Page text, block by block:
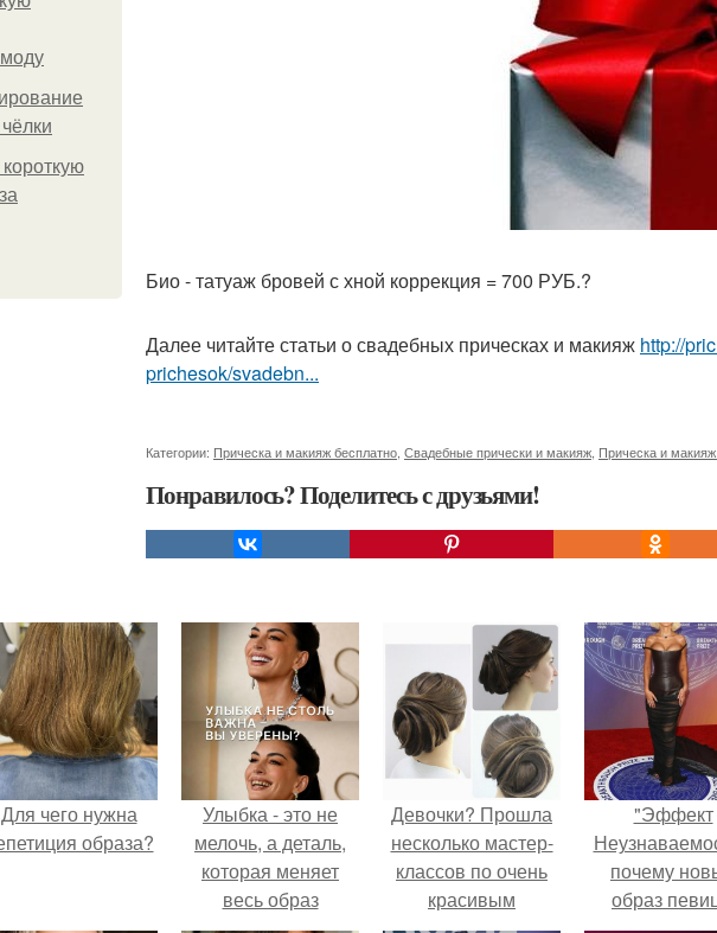
Био - татуаж бровей с хной коррекция = 700 РУБ.?
Далее читайте статьи о свадебных прическах и макияж http://
prichesok/svadebn...
Категории: Прическа и макияж бесплатно Свадебные прически и макияж Прическа и
Понравилось? Поделитесь с друзьями!
Для чего нужна
образа?
Улыбка - это не
мелочь, а деталь,
которая меняет
весь образ
Девочки? Прошла
несколько мастер-
классов по очень
красивым
"Эффект
почему
образ